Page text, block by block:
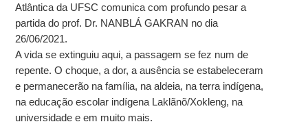
Atlântica da UFSC comunica com profundo pesar a
partida do prof. Dr. NANBLÁ GAKRAN no dia
26/06/2021.
A vida se extinguiu aqui, a passagem se fez num de
repente. O choque, a dor, a ausência se estabeleceram
e permanecerão na família, na aldeia, na terra indígena,
na educação escolar indígena Laklãnõ/Xokleng, na
universidade e em muito mais.